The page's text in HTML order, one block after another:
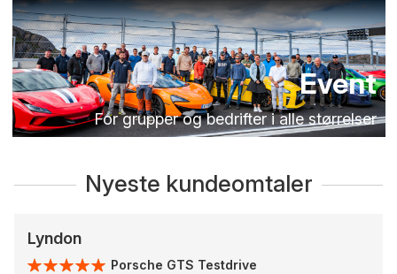
Event
For grupper og bedrifter i alle størrelser
Nyeste kundeomtaler
Lyndon
Porsche GTS Testdrive